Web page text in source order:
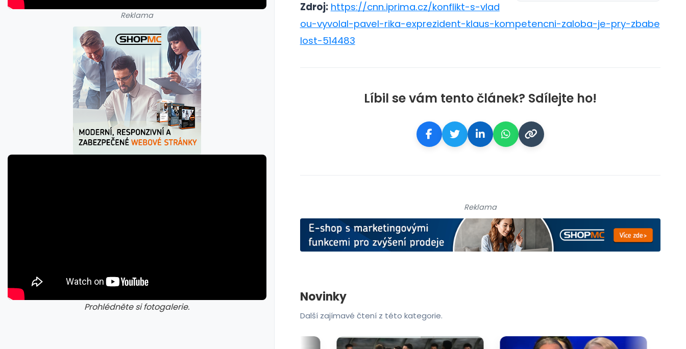
Reklama
Prohlédněte si fotogalerie.
galerie: cviky
Zdroj: https://cnn.iprima.cz/konflikt-s-vlad
ou-vyvolal-pavel-rika-exprezident-klaus-kompetencni-zaloba-je-pry-zbabe
lost-514483
Líbil se vám tento článek? Sdílejte ho!
Reklama
Novinky
Další zajímavé čtení z této kategorie.